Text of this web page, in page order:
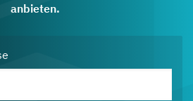
anbieten.